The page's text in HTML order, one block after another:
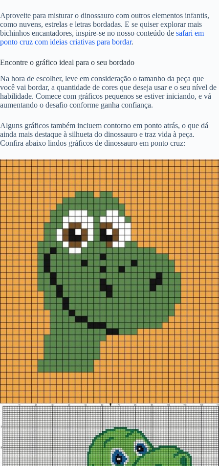
Aproveite para misturar o dinossauro com outros elementos infantis,
como nuvens, estrelas e letras bordadas. E se quiser explorar mais
bichinhos encantadores, inspire-se no nosso conteúdo de safari em
ponto cruz com ideias criativas para bordar.
Encontre o gráfico ideal para o seu bordado
Na hora de escolher, leve em consideração o tamanho da peça que
você vai bordar, a quantidade de cores que deseja usar e o seu nível de
habilidade. Comece com gráficos pequenos se estiver iniciando, e vá
aumentando o desafio conforme ganha confiança.
Alguns gráficos também incluem contorno em ponto atrás, o que dá
ainda mais destaque à silhueta do dinossauro e traz vida à peça.
Confira abaixo lindos gráficos de dinossauro em ponto cruz: